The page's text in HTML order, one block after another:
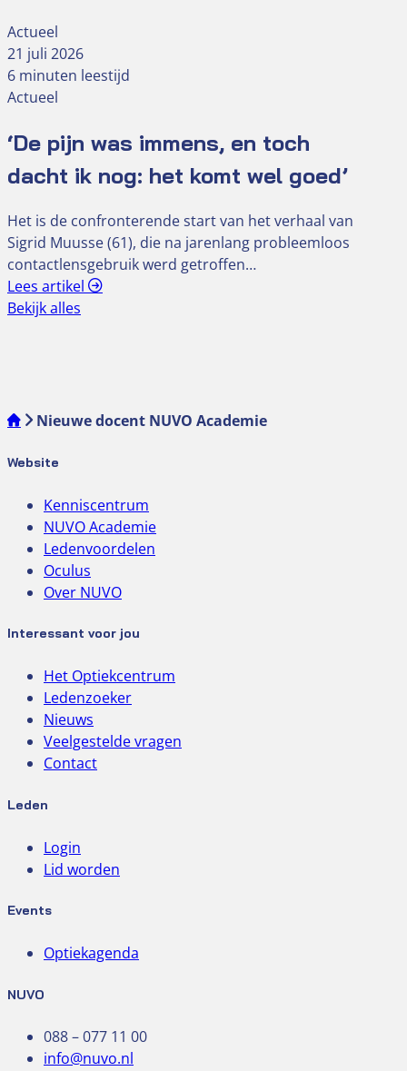
Actueel
21 juli 2026
6 minuten leestijd
Actueel
‘De pijn was immens, en toch
dacht ik nog: het komt wel goed’
Het is de confronterende start van het verhaal van
Sigrid Muusse (61), die na jarenlang probleemloos
contactlensgebruik werd getroffen…
Lees artikel
Bekijk alles
Nieuwe docent NUVO Academie
Website
Kenniscentrum
NUVO Academie
Ledenvoordelen
Oculus
Over NUVO
Interessant voor jou
Het Optiekcentrum
Ledenzoeker
Nieuws
Veelgestelde vragen
Contact
Leden
Login
Lid worden
Events
Optiekagenda
NUVO
088 – 077 11 00
info@nuvo.nl